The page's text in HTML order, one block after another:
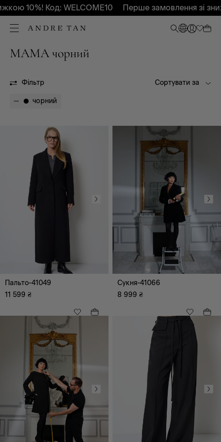
10%! Код: WELCOME10 Перше замовлення зі
MAMA чорний
Фільтр
MAMA
Сортувати за
чорний
Пальто-41049
11 599 ₴
Сукня-41066
8 999 ₴